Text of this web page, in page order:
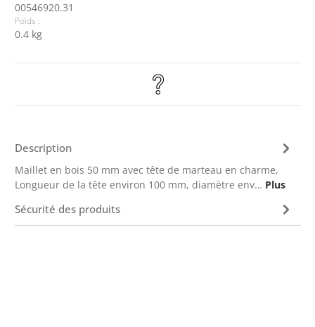
00546920.31
Poids :
0.4 kg
Description
Maillet en bois 50 mm avec tête de marteau en charme,
Longueur de la tête environ 100 mm, diamètre env… Plus
Sécurité des produits